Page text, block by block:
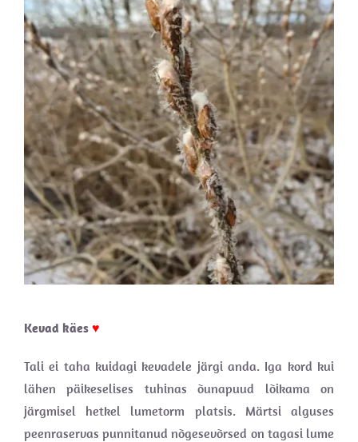
Kevad käes♥
Tali ei taha kuidagi kevadele järgi anda. Iga kord kui
lähen päikeselises tuhinas õunapuud lõikama on
järgmisel hetkel lumetorm platsis. Märtsi alguses
peenraservas punnitanud nõgesevõrsed on tagasi lume